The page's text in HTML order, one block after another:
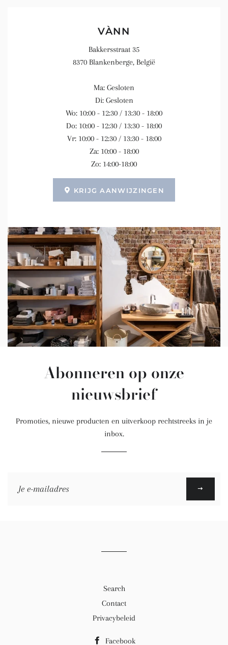
VÀNN
Bakkersstraat 35
8370 Blankenberge, België
Ma: Gesloten
Di: Gesloten
Wo: 10:00 - 12:30 / 13:30 - 18:00
Do: 10:00 - 12:30 / 13:30 - 18:00
Vr: 10:00 - 12:30 / 13:30 - 18:00
Za: 10:00 - 18:00
Zo: 14:00-18:00
KRIJG AANWIJZINGEN
Abonneren op onze
nieuwsbrief
Promoties, nieuwe producten en uitverkoop rechtstreeks in je
inbox.
je
Search
Contact
Privacybeleid
Facebook